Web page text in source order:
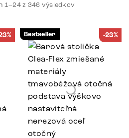
1–24 z 346 výsledkov
Bestseller -23%